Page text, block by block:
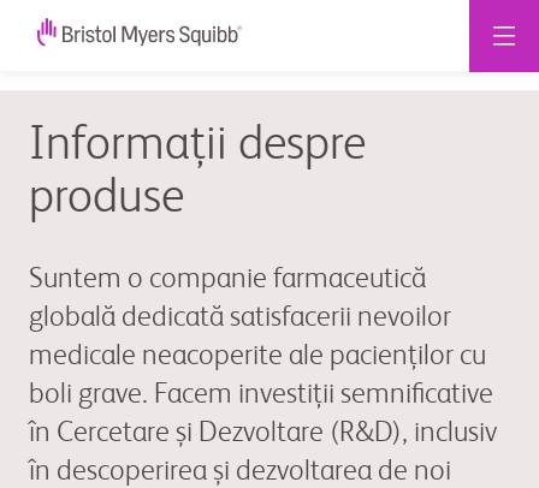
Informații despre
produse
Suntem o companie farmaceutică
globală dedicată satisfacerii nevoilor
medicale neacoperite ale pacienților cu
boli grave. Facem investiții semnificative
în Cercetare și Dezvoltare (R&D), inclusiv
în descoperirea și dezvoltarea de noi